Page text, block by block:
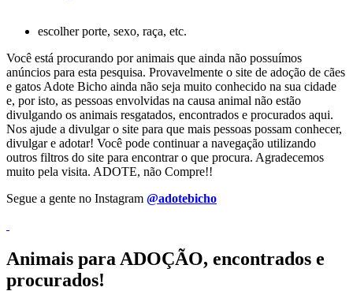
escolher porte, sexo, raça, etc.
Você está procurando por animais que ainda não possuímos
anúncios para esta pesquisa. Provavelmente o site de adoção de cães
e gatos Adote Bicho ainda não seja muito conhecido na sua cidade
e, por isto, as pessoas envolvidas na causa animal não estão
divulgando os animais resgatados, encontrados e procurados aqui.
Nos ajude a divulgar o site para que mais pessoas possam conhecer,
divulgar e adotar! Você pode continuar a navegação utilizando
outros filtros do site para encontrar o que procura. Agradecemos
muito pela visita. ADOTE, não Compre!!
Segue a gente no Instagram @adotebicho
Animais para ADOÇÃO, encontrados e
procurados!